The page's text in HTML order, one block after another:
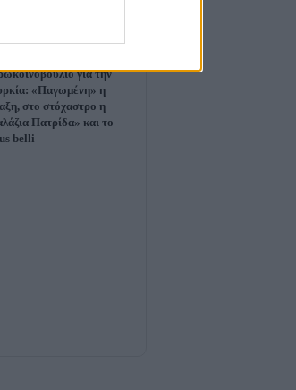
για την
«Παγωμένη» η
στο στόχαστρο η
Πατρίδα» και το
belli